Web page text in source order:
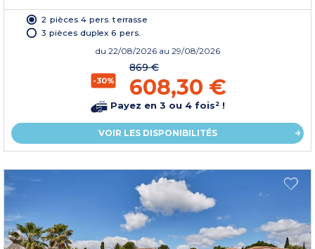
2 pièces 4 pers. terrasse
3 pièces duplex 6 pers.
du 22/08/2026 au 29/08/2026
-30%
869 €
608,30 €
Payez en 3 ou 4 fois² !
VOIR LES DISPONIBILITÉS